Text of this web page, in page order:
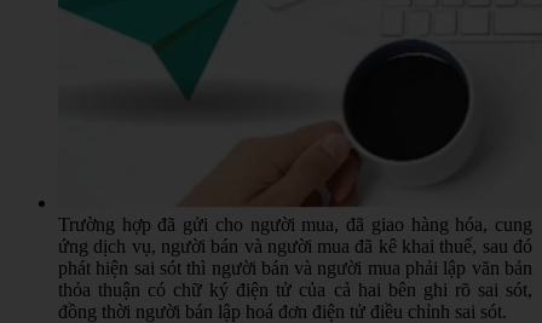
Trường hợp đã gửi cho người mua, đã giao hàng hóa, cung
ứng dịch vụ, người bán và người mua đã kê khai thuế, sau đó
phát hiện sai sót thì người bán và người mua phải lập văn bản
thỏa thuận có chữ ký điện tử của cả hai bên ghi rõ sai sót,
đồng thời người bán lập hoá đơn điện tử điều chỉnh sai sót.